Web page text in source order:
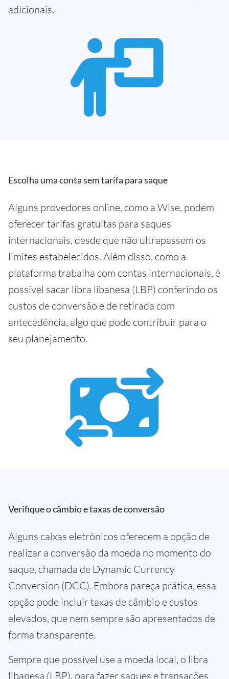
adicionais.
Escolha uma conta sem tarifa para saque
Alguns provedores online, como a Wise, podem
oferecer tarifas gratuitas para saques
internacionais, desde que não ultrapassem os
limites estabelecidos. Além disso, como a
plataforma trabalha com contas internacionais, é
possível sacar libra libanesa (LBP) conferindo os
custos de conversão e de retirada com
antecedência, algo que pode contribuir para o
seu planejamento.
Verifique o câmbio e taxas de conversão
Alguns caixas eletrônicos oferecem a opção de
realizar a conversão da moeda no momento do
saque, chamada de Dynamic Currency
Conversion (DCC). Embora pareça prática, essa
opção pode incluir taxas de câmbio e custos
elevados, que nem sempre são apresentados de
forma transparente.
Sempre que possível use a moeda local, o libra
libanesa (LBP), para fazer saques e transações